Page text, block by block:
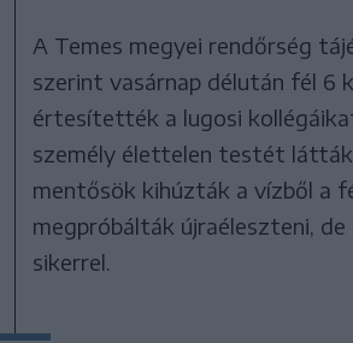
A Temes megyei rendőrség
szerint vasárnap délután fél 6
értesítették a lugosi
személy élettelen testét
mentősök kihúzták a vízből a
megpróbálták újraéleszteni,
sikerrel.